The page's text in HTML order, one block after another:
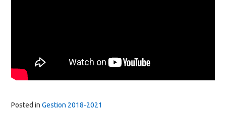
Posted in Gestion 2018-2021